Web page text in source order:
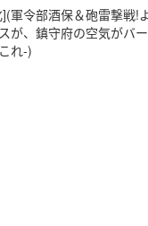
軍令部酒保＆砲雷撃戦!
が、鎮守府の空気がバ
れ-)